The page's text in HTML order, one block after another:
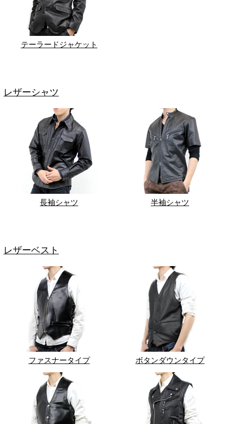
テーラードジャケット
レザーシャツ
長袖シャツ 半袖シャツ
レザーベスト
ファスナータイプ ボタンダウンタイプ